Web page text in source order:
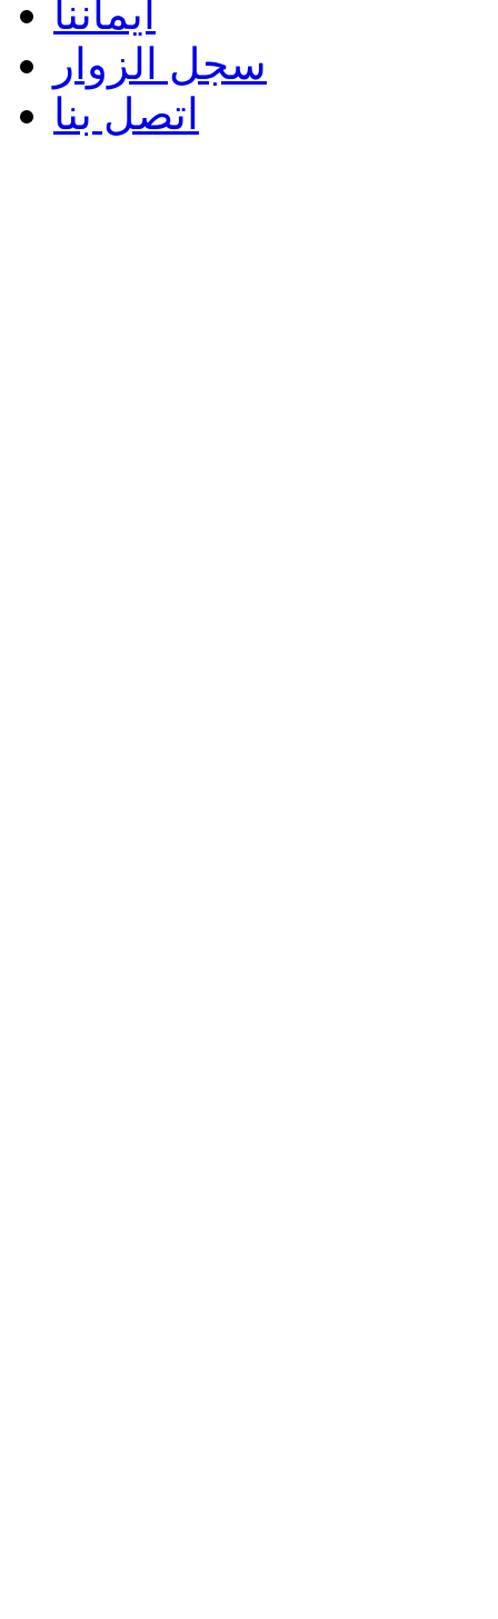
ايماننا
سجل الزوار
اتصل بنا